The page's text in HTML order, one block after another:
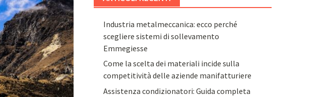
Industria metalmeccanica: ecco perché
scegliere sistemi di sollevamento
Emmegiesse
Come la scelta dei materiali incide sulla
competitività delle aziende manifatturiere
Assistenza condizionatori: Guida completa